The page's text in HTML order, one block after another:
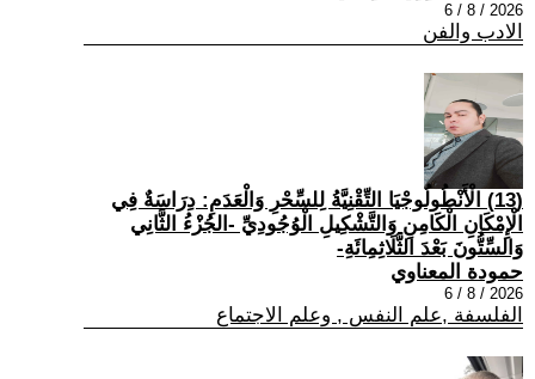
2026 / 8 / 6
الادب والفن
(13) الْأَنْطُولُوجْيَا التِّقْنِيَّةُ لِلسِّحْرِ وَالْعَدَمِ: دِرَاسَةٌ فِي
الْإِمْكَانِ الْكَامِنِ وَالتَّشْكِيلِ الْوُجُودِيِّ -الجُزْءُ الثَّانِي
وَالسِّتُّونَ بَعْدَ الثَّلَاثِمِائَةِ-
حمودة المعناوي
2026 / 8 / 6
الفلسفة ,علم النفس , وعلم الاجتماع